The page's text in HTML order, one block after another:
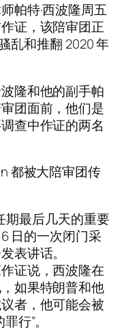
帕特·西波隆周五
证，该陪审团正
乱和推翻 2020 年
隆和他的副手帕
团面前，他们是
查中作证的两名
都被大陪审团传
期最后几天的重要
日的一次闭门采
表讲话。
证说，西波隆在
如果特朗普和他
者，他可能会被
行”。